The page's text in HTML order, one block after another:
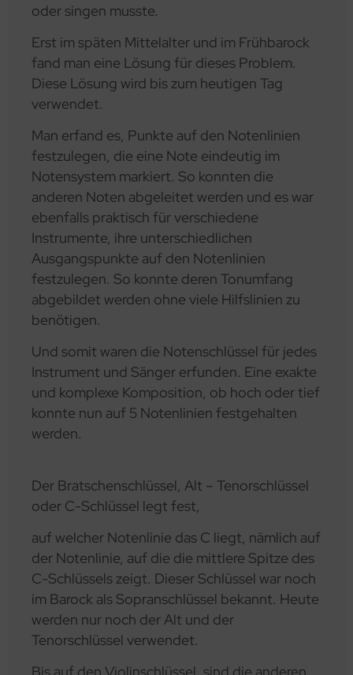
oder singen musste.
Erst im späten Mittelalter und im Frühbarock
fand man eine Lösung für dieses Problem.
Diese Lösung wird bis zum heutigen Tag
verwendet.
Man erfand es, Punkte auf den Notenlinien
festzulegen, die eine Note eindeutig im
Notensystem markiert. So konnten die
anderen Noten abgeleitet werden und es war
ebenfalls praktisch für verschiedene
Instrumente, ihre unterschiedlichen
Ausgangspunkte auf den Notenlinien
festzulegen. So konnte deren Tonumfang
abgebildet werden ohne viele Hilfslinien zu
benötigen.
Und somit waren die Notenschlüssel für jedes
Instrument und Sänger erfunden. Eine exakte
und komplexe Komposition, ob hoch oder tief
konnte nun auf 5 Notenlinien festgehalten
werden.
Der Bratschenschlüssel, Alt – Tenorschlüssel
oder C-Schlüssel legt fest,
auf welcher Notenlinie das C liegt, nämlich auf
der Notenlinie, auf die die mittlere Spitze des
C-Schlüssels zeigt. Dieser Schlüssel war noch
im Barock als Sopranschlüssel bekannt. Heute
werden nur noch der Alt und der
Tenorschlüssel verwendet.